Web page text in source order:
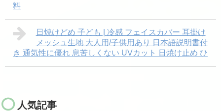
料
日焼けどめ 子ども | 冷感 フェイスカバー 耳掛け
メッシュ生地 大人用/子供用あり 日本語説明書付
き 通気性に優れ 息苦しくない UVカット 日焼け止め ひ
人気記事